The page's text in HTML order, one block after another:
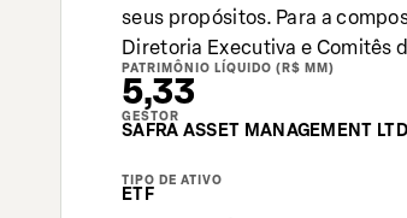
seus propósitos. Para a
Diretoria Executiva e Comitês
PATRIMÔNIO LÍQUIDO (R$ MM)
5,33
GESTOR
SAFRA ASSET MANAGEMENT
TIPO DE ATIVO
ETF